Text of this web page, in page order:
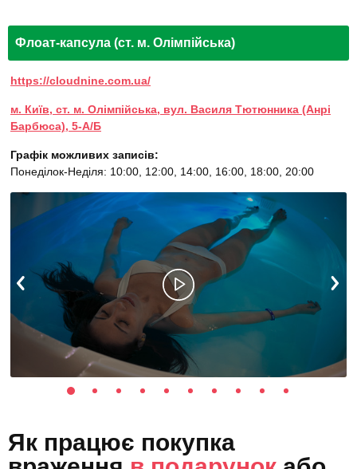
Флоат-капсула (ст. м. Олімпійська)
https://cloudnine.com.ua/
м. Київ, ст. м. Олімпійська, вул. Василя Тютюнника (Анрі
Барбюса), 5-А/Б
Графік можливих записів:
Понеділок-Неділя: 10:00, 12:00, 14:00, 16:00, 18:00, 20:00
Як працює покупка